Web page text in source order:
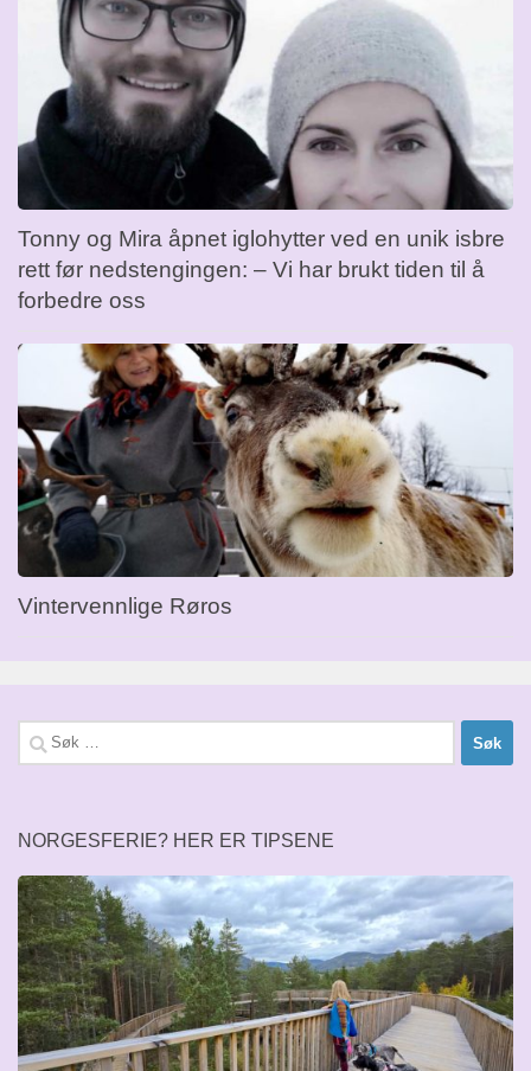
Tonny og Mira åpnet iglohytter ved en unik isbre
rett før nedstengingen: – Vi har brukt tiden til å
forbedre oss
Vintervennlige Røros
Søk
etter:
NORGESFERIE? HER ER TIPSENE